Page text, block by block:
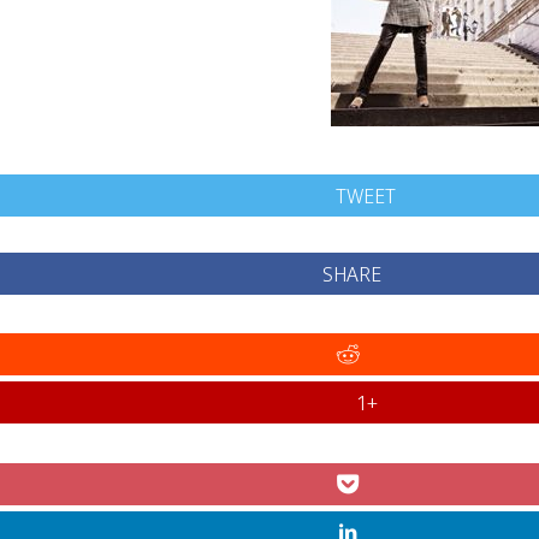
TWEET
SHARE
+1